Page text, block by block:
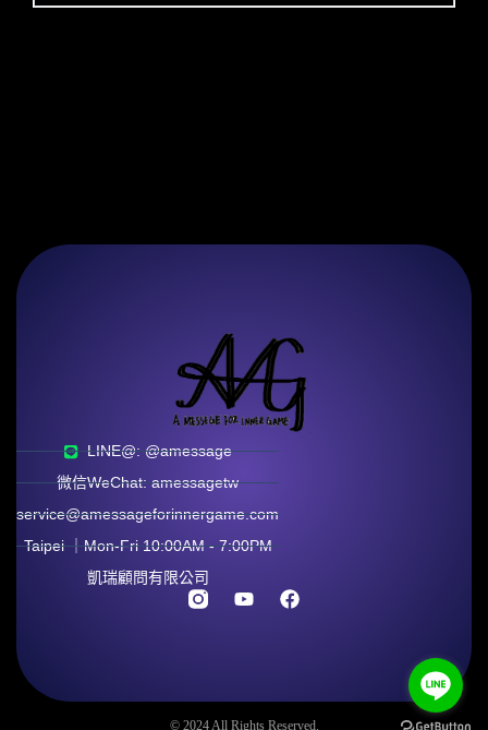
LINE@: @amessage
微信WeChat: amessagetw
service@amessageforinnergame.com
Taipei ｜Mon-Fri 10:00AM - 7:00PM
凱瑞顧問有限公司
© 2024 All Rights Reserved.